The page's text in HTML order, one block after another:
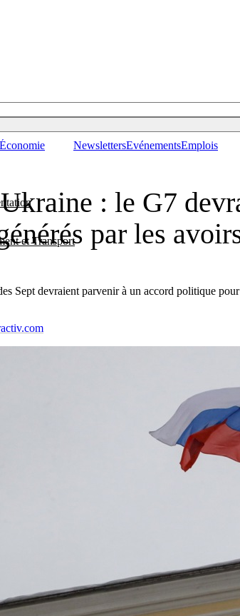
et Transport
Économie NewslettersEvénementsEmplois
: le G7
par les
Sept devraient parvenir à un accord politique